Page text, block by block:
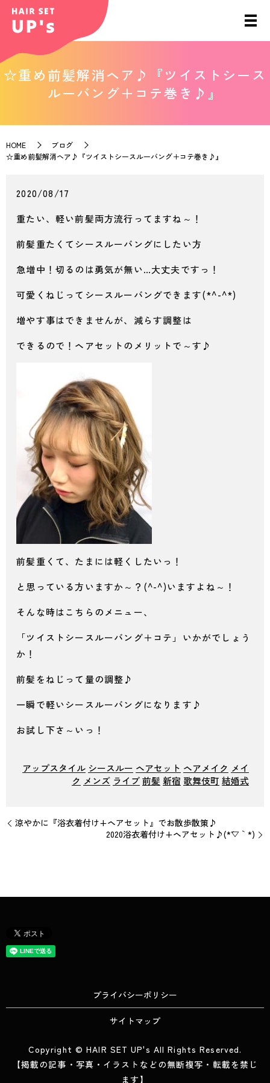
☆重め前髪解消ヘア♪『ツイストシース
ルーバング＋コテ巻き♪』
HOME
ブログ
☆重め前髪解消ヘア♪『ツイストシースルーバング＋コテ巻き♪』
2020/08/17
重たい、軽い前髪両方流行ってますね～！
前髪重たくてシースルーバングにしたい方
急増中！切るのは勇気が無い…大丈夫ですっ！
可愛くねじってシースルーバングできます(*^-^*)
増やす事はできませんが、減らす調整は
できるので！ヘアセットのメリットで～す♪
前髪重くて、たまには軽くしたいっ！
と思っている方いますか～？(^-^)いますよね～！
そんな時はこちらのメニュー、
「ツイストシースルーバング＋コテ」いかがでしょう
か！
前髪をねじって量の調整♪
一瞬で軽いシースルーバングになります♪
お試し下さ～いっ！
アップスタイル シースルー ヘアセット ヘアメイク メイ
ク メンズ ライブ前髪 新宿 歌舞伎町 結婚式
涼やかに『浴衣着付け+ヘアセット』でお散歩散策♪
2020浴衣着付け+ヘアセット♪(*´▽｀*)
プライバシーポリシー
サイトマップ
Copyright © HAIR SET UP's All Rights Reserved.
【掲載の記事・写真・イラストなどの無断複写・転載を禁じ
ます】